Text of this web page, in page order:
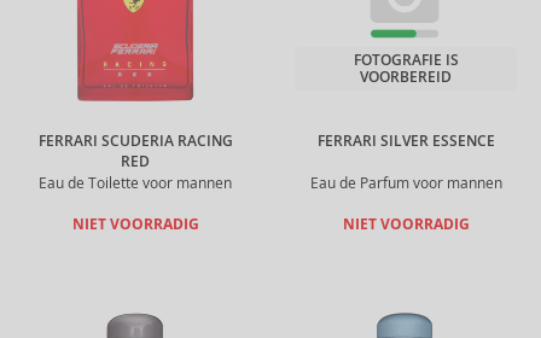
FERRARI SCUDERIA RACING
RED
Eau de Toilette voor mannen
NIET VOORRADIG
FERRARI SILVER ESSENCE
Eau de Parfum voor mannen
FOTOGRAFIE IS
VOORBEREID
NIET VOORRADIG